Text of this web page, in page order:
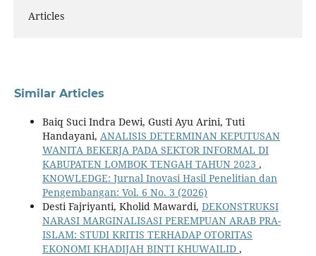
Articles
Similar Articles
Baiq Suci Indra Dewi, Gusti Ayu Arini, Tuti
Handayani, ANALISIS DETERMINAN KEPUTUSAN
WANITA BEKERJA PADA SEKTOR INFORMAL DI
KABUPATEN LOMBOK TENGAH TAHUN 2023 ,
KNOWLEDGE: Jurnal Inovasi Hasil Penelitian dan
Pengembangan: Vol. 6 No. 3 (2026)
Desti Fajriyanti, Kholid Mawardi, DEKONSTRUKSI
NARASI MARGINALISASI PEREMPUAN ARAB PRA-
ISLAM: STUDI KRITIS TERHADAP OTORITAS
EKONOMI KHADIJAH BINTI KHUWAILID ,